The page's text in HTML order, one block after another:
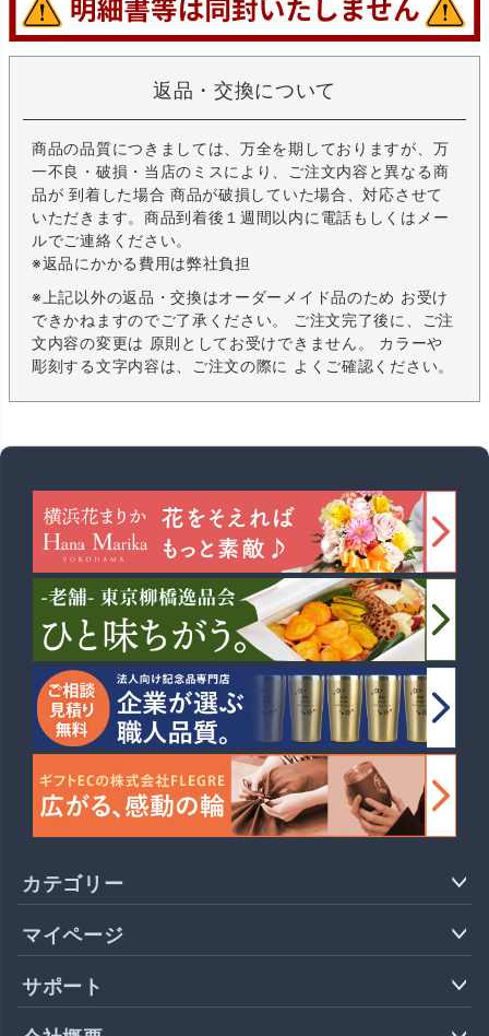
返品・交換について
商品の品質につきましては、万全を期しておりますが、万
一不良・破損・当店のミスにより、ご注文内容と異なる商
品が 到着した場合 商品が破損していた場合、対応させて
いただきます。商品到着後１週間以内に電話もしくはメー
ルでご連絡ください。
※返品にかかる費用は弊社負担
※上記以外の返品・交換はオーダーメイド品のため お受け
できかねますのでご了承ください。 ご注文完了後に、ご注
文内容の変更は 原則としてお受けできません。 カラーや
彫刻する文字内容は、ご注文の際に よくご確認ください。
カテゴリー
マイページ
サポート